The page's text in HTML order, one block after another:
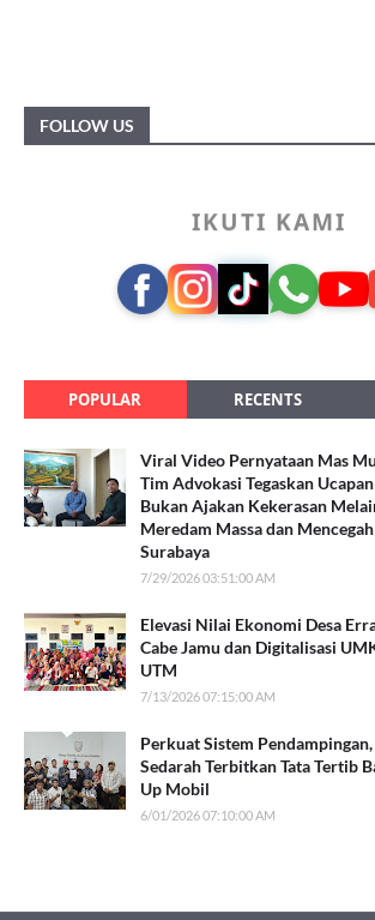
FOLLOW US
IKUTI KAMI
POPULAR RECENTS
Viral Video Pernyataan Mas
Tim Advokasi Tegaskan
Bukan Ajakan Kekerasan
Meredam Massa dan
Surabaya
7/29/2026 03:51:00 AM
Elevasi Nilai Ekonomi Desa
Cabe Jamu dan Digitalisasi
UTM
7/13/2026 07:15:00 AM
Perkuat Sistem
Sedarah Terbitkan Tata Tertib
Up Mobil
6/01/2026 07:10:00 AM